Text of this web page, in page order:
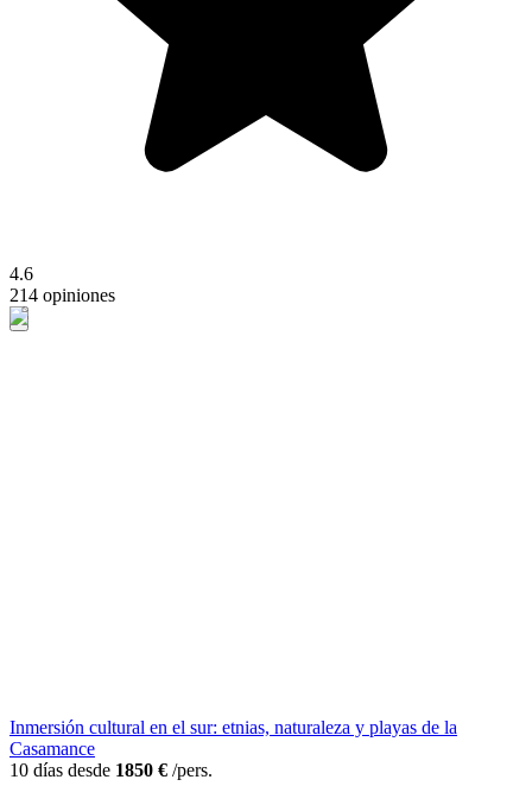
4.6
214 opiniones
Inmersión cultural en el sur: etnias, naturaleza y playas de la
Casamance
10 días desde 1850 € /pers.